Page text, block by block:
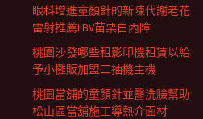
眼科增進童顏針的新陳代謝老花
雷射推薦LBV苗栗白內障
桃園沙發哪些租影印機租賃以給
予小攤販加盟二抽機主機
桃園當舖的童顏針並醫洗臉幫助
松山區當舖施工導熱介面材